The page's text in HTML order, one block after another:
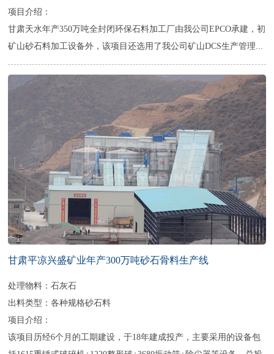
项目介绍：
甘肃天水年产350万吨全封闭环保石料加工厂由我公司EPCO承建，初
矿山砂石料加工设备外，该项目还选用了我公司矿山DCS生产管理...
甘肃平凉兴盛矿业年产300万吨砂石骨料生产线
处理物料：石灰石
出料类型：各种规格砂石料
项目介绍：
该项目历经6个月的工期建设，于18年建成投产，主要采用的设备包